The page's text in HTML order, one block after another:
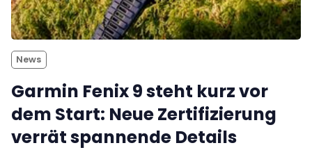
News
Garmin Fenix 9 steht kurz vor
dem Start: Neue Zertifizierung
verrät spannende Details